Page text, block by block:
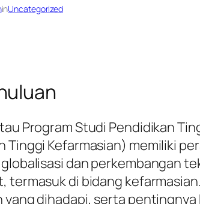
inUncategorized
Program Studi Pendidikan
Tinggi Kefarmasian) memiliki
globalisasi dan perkembangan
termasuk di bidang
dihadapi, serta pentingnya